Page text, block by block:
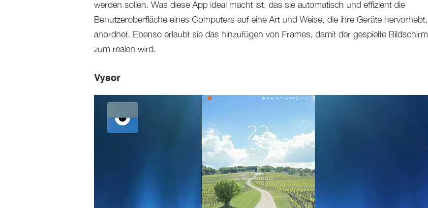
werden sollen. Was diese App ideal macht ist, das sie automatisch und effizient die
Benutzeroberfläche eines Computers auf eine Art und Weise, die ihre Geräte hervorhebt,
anordnet. Ebenso erlaubt sie das hinzufügen von Frames, damit der gespielte Bildschirm
zum realen wird.
Vysor